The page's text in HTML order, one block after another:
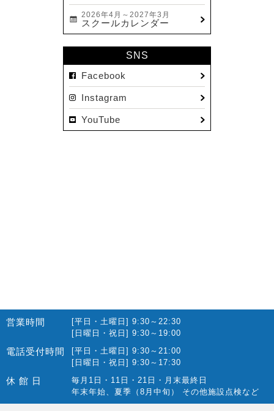
2023.04(15)
2022.11(16)
2022.01(10)
2021.12(12)
2021.10(22)
2021.09(10)
2026年4月～2027年3月
スクールカレンダー
SNS
Facebook
Instagram
YouTube
営業時間
[平日・土曜日] 9:30～22:30
[日曜日・祝日] 9:30～19:00
電話受付時間
[平日・土曜日] 9:30～21:00
[日曜日・祝日] 9:30～17:30
休 館 日
毎月1日・11日・21日・月末最終日
年末年始、夏季（8月中旬） その他施設点検など